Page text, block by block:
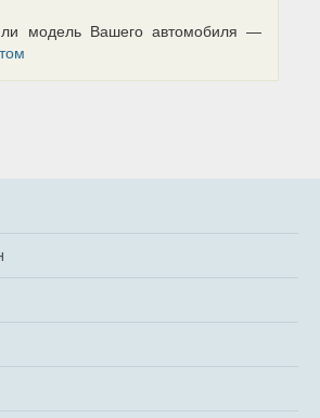
модель Вашего автомобиля —